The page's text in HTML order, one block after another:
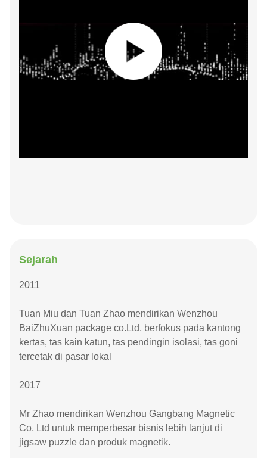
Sejarah
2011
Tuan Miu dan Tuan Zhao mendirikan Wenzhou
BaiZhuXuan package co.Ltd, berfokus pada kantong
kertas, tas kain katun, tas pendingin isolasi, tas goni
tercetak di pasar lokal
2017
Mr Zhao mendirikan Wenzhou Gangbang Magnetic
Co, Ltd untuk memperbesar bisnis lebih lanjut di
jigsaw puzzle dan produk magnetik.